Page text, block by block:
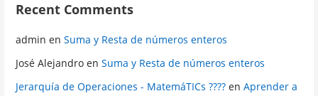
Recent Comments
admin enSuma y Resta de números enteros
José Alejandro enSuma y Resta de números enteros
Jerarquía de Operaciones - MatemáTICs ???? enAprender a